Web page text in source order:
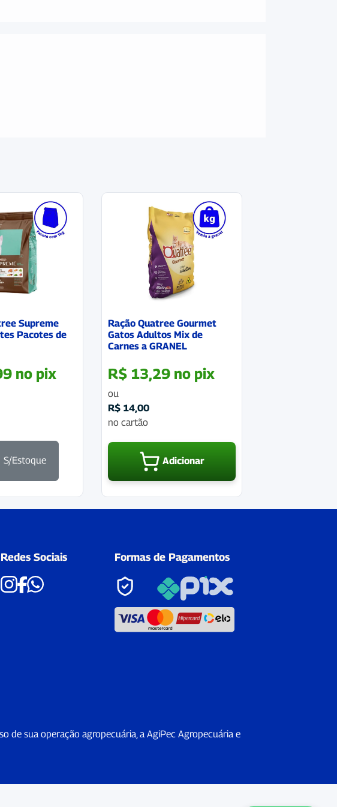
Supreme
Pacotes de
no pix
S/Estoque
Ração Quatree Gourmet
Gatos Adultos Mix de
Carnes a GRANEL
R$ 13,29 no pix
ou
R$ 14,00
no cartão
Adicionar
Redes Sociais Formas de Pagamentos
de sua operação agropecuária, a AgiPec Agropecuária e